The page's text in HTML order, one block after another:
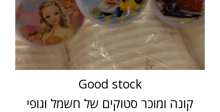
Good stock
קונה ומוכר סטוקים של חשמל וגופי